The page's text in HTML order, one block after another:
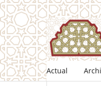
Actual